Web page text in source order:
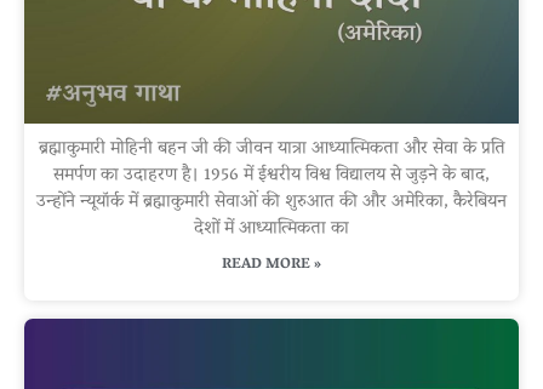
ब्रह्माकुमारी मोहिनी बहन जी की जीवन यात्रा आध्यात्मिकता और सेवा के प्रति
समर्पण का उदाहरण है। 1956 में ईश्वरीय विश्व विद्यालय से जुड़ने के बाद,
उन्होंने न्यूयॉर्क में ब्रह्माकुमारी सेवाओं की शुरुआत की और अमेरिका, कैरेबियन
देशों में आध्यात्मिकता का
READ MORE »